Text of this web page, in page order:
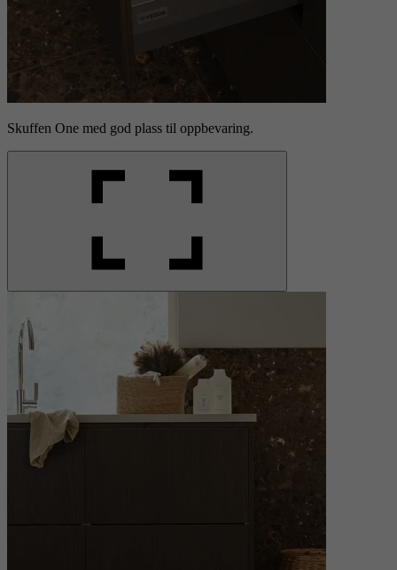
Skuffen One med god plass til oppbevaring.